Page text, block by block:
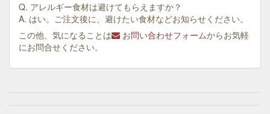
Q. アレルギー食材は避けてもらえますか？
A. はい。ご注文後に、避けたい食材などお知らせください。
この他、気になることは
お問い合わせフォームからお気軽
にお問合せください。